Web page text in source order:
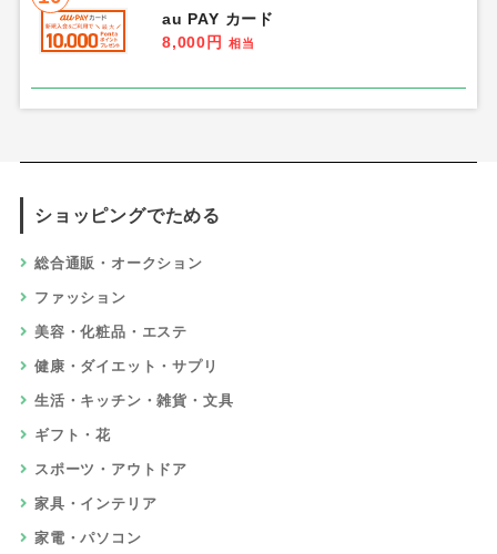
au PAY カード
8,000円
相当
ショッピングでためる
総合通販・オークション
ファッション
美容・化粧品・エステ
健康・ダイエット・サプリ
生活・キッチン・雑貨・文具
ギフト・花
スポーツ・アウトドア
家具・インテリア
家電・パソコン